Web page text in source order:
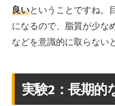
良いということですね。
になるので、脂質が少な
などを意識的に取らない
実験2：長期的